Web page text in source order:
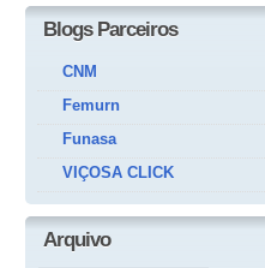
Blogs Parceiros
CNM
Femurn
Funasa
VIÇOSA CLICK
Arquivo